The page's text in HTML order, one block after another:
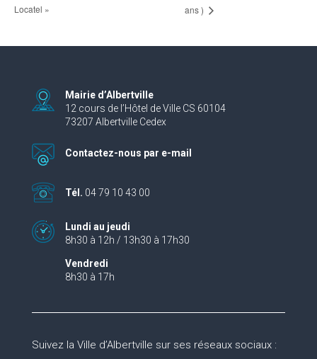
Locatel » ans )
Mairie d’Albertville
12 cours de l’Hôtel de Ville CS 60104
73207 Albertville Cedex
Contactez-nous par e-mail
Tél. 04 79 10 43 00
Lundi au jeudi
8h30 à 12h / 13h30 à 17h30
Vendredi
8h30 à 17h
Suivez la Ville d’Albertville sur ses réseaux sociaux :